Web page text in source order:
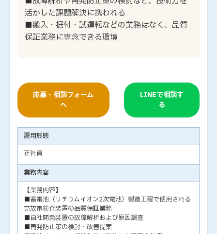
活かした課題解決に携われる
■搬入・据付・試運転などの業務はなく、品質
保証業務に専念できる環境
応募・相談フォーム
へ
LINEで相談す
る
雇用形態
正社員
業務内容
【業務内容】
■蓄電池（リチウムイオン2次電池）製造工程で使用される
充放電検査装置の品質保証業務
■自社開発装置の故障解析および原因調査
■再発防止策の検討・改善提案